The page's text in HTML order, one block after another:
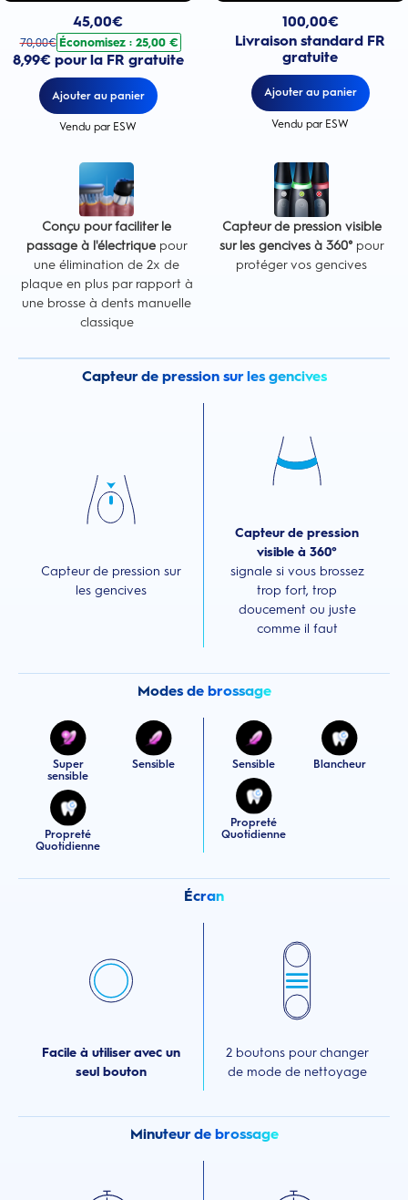
45,00€
70,00€ Économisez : 25,00 €
8,99€ pour la FR gratuite
Ajouter au panier
Vendu par ESW
100,00€
Livraison standard FR
gratuite
Ajouter au panier
Vendu par ESW
Conçu pour faciliter le
passage à l'électriquepour
une élimination de 2x de
plaque en plus par rapport à
une brosse à dents manuelle
classique
Capteur de pression visible
sur les gencives à 360°pour
protéger vos gencives
Capteur de pression sur les gencives
Capteur de pression sur
les gencives
Capteur de pression
visible à 360°
signale si vous brossez
trop fort, trop
doucement ou juste
comme il faut
Modes de brossage
Super
sensible
Sensible
Propreté
Quotidienne
Sensible Blancheur
Propreté
Quotidienne
Écran
Facile à utiliser avec un
seul bouton
2 boutons pour changer
de mode de nettoyage
Minuteur de brossage